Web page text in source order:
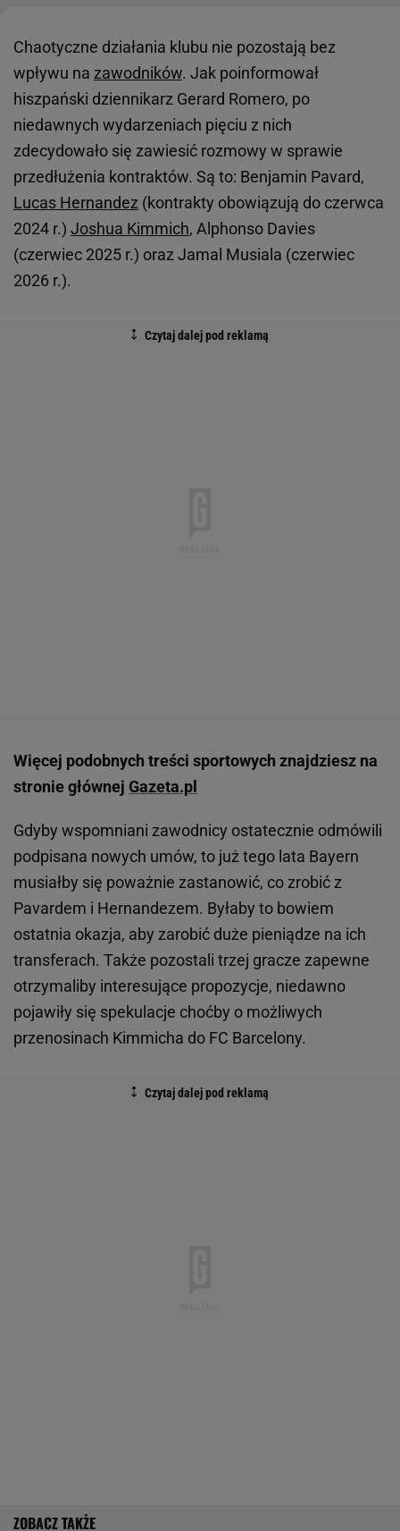
Chaotyczne działania klubu nie pozostają bez
wpływu na zawodników. Jak poinformował
hiszpański dziennikarz Gerard Romero, po
niedawnych wydarzeniach pięciu z nich
zdecydowało się zawiesić rozmowy w sprawie
przedłużenia kontraktów. Są to: Benjamin Pavard,
Lucas Hernandez (kontrakty obowiązują do czerwca
2024 r.) Joshua Kimmich, Alphonso Davies
(czerwiec 2025 r.) oraz Jamal Musiala (czerwiec
2026 r.).
Więcej podobnych treści sportowych znajdziesz na
stronie głównej Gazeta.pl
Gdyby wspomniani zawodnicy ostatecznie odmówili
podpisana nowych umów, to już tego lata Bayern
musiałby się poważnie zastanowić, co zrobić z
Pavardem i Hernandezem. Byłaby to bowiem
ostatnia okazja, aby zarobić duże pieniądze na ich
transferach. Także pozostali trzej gracze zapewne
otrzymaliby interesujące propozycje, niedawno
pojawiły się spekulacje choćby o możliwych
przenosinach Kimmicha do FC Barcelony.